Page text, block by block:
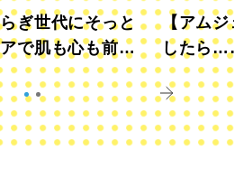
ぎ世代にそっと
で肌も心も前向
【アムジ
したら
すか？